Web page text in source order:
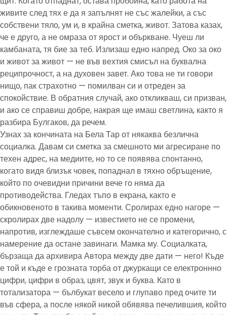
живите след тях е да я запълнят не със жалейки, а със
собствени тяло, ум и, в крайна сметка, живот. Затова казах,
че е друго, а не омраза от ярост и объркване. Чуеш ли
камбаната, тя бие за теб. Излизаш едно напред. Око за око
и живот за живот — не във вехтия смисъл на буквална
реципрочност, а на духовен завет. Ако това не ти говори
нищо, пак страхотно — помилван си и отреден за
спокойствие. В обратния случай, ако откликваш, си призван,
и ако се справиш добре, накрая ще имаш светлина, както я
разбира Булгаков, да речем.
Узнах за кончината на Бела Тар от някаква безлична
социалка. Давам си сметка за смешното ми агресиране по
техен адрес, на медиите, но то се появява спонтанно,
когато видя близък човек, попаднал в тяхно обръщение,
който по очевидни причини вече го няма да
противодейства. Гледах тъпо в екрана, както е
обикновеното в такива моменти. Сролирах едно нагоре —
скролирах две надолу — известието не се промени,
напротив, изглеждаше съвсем окончателно и категорично, с
намерение да остане завинаги. Мамка му. Социалката,
бързаща да архивира Автора между две дати — него! Къде
е той и къде е грозната торба от джуркащи се електроннно
цифри, цифри в образ, цвят, звук и буква. Като в
тотализатора — бълбукат весело и глупаво пред очите ти
във сфера, а после някой никой обявява печелившия, който